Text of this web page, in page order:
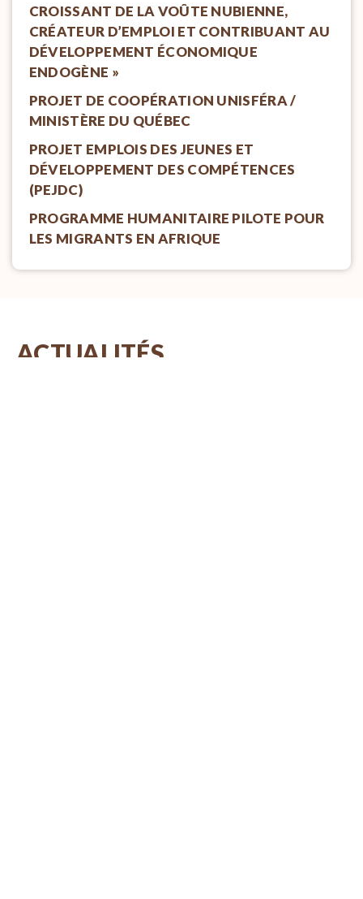
CROISSANT DE LA VOÛTE NUBIENNE,
CRÉATEUR D’EMPLOI ET CONTRIBUANT AU
DÉVELOPPEMENT ÉCONOMIQUE
ENDOGÈNE »
PROJET DE COOPÉRATION UNISFÉRA /
MINISTÈRE DU QUÉBEC
PROJET EMPLOIS DES JEUNES ET
DÉVELOPPEMENT DES COMPÉTENCES
(PEJDC)
PROGRAMME HUMANITAIRE PILOTE POUR
LES MIGRANTS EN AFRIQUE
ACTUALITÉS